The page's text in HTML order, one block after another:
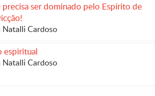
precisa ser dominado pelo Espírito de
Natalli Cardoso
espiritual
Natalli Cardoso